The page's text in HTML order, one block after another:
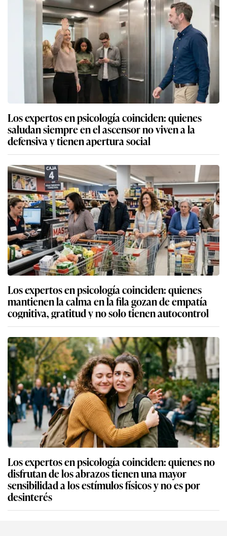
Los expertos en psicología coinciden: quienes
saludan siempre en el ascensor no viven a la
defensiva y tienen apertura social
Los expertos en psicología coinciden: quienes
mantienen la calma en la fila gozan de empatía
cognitiva, gratitud y no solo tienen autocontrol
Los expertos en psicología coinciden: quienes no
disfrutan de los abrazos tienen una mayor
sensibilidad a los estímulos físicos y no es por
desinterés